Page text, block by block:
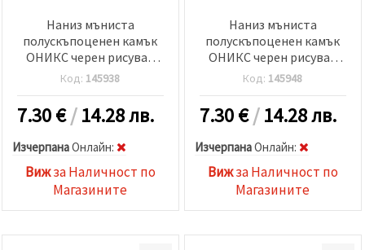
Наниз мъниста
полускъпоценен камък
ОНИКС черен рисуван
матиран топче 8 мм ±48
броя
Код: 145938
7.30€/14.28 лв.
ИзчерпанаOнлайн:
Вижза Наличност по
Магазините
Наниз мъниста
полускъпоценен камък
ОНИКС черен рисуван
матиран топче 8 мм ±48
броя
Код: 145948
7.30€/14.28 лв.
ИзчерпанаOнлайн:
Вижза Наличност по
Магазините